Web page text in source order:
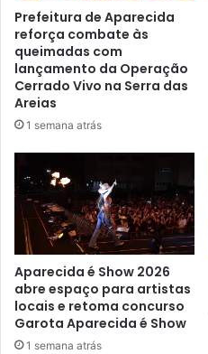
Prefeitura de Aparecida
reforça combate às
queimadas com
lançamento da Operação
Cerrado Vivo na Serra das
Areias
1 semana atrás
Aparecida é Show 2026
abre espaço para artistas
locais e retoma concurso
Garota Aparecida é Show
1 semana atrás